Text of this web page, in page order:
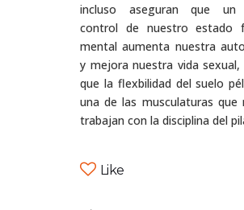
incluso aseguran que un
control de nuestro estado
mental aumenta nuestra
y mejora nuestra vida sexual,
que la flexbilidad del suelo
una de las musculaturas que
trabajan con la disciplina del
Like